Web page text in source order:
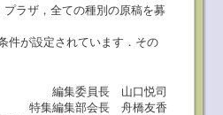
ラザ，全ての種別の原稿を募
件が設定されています．その
編集委員長 山口悦司
特集編集部会長 舟橋友香